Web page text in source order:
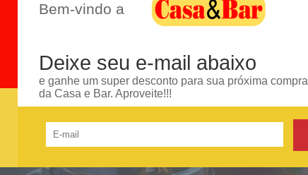
Bem-vindo a
Deixe seu e-mail abaixo
e ganhe um super desconto para sua próxima compra
da Casa e Bar. Aproveite!!!